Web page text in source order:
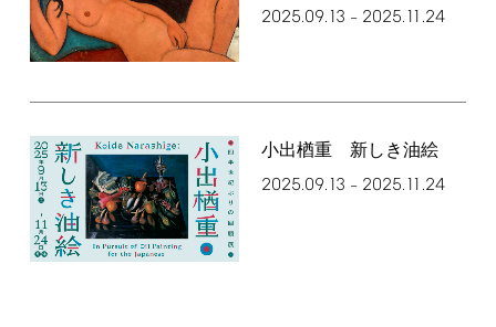
2025.09.13 – 2025.11.24
小出楢󠄀重 新しき油絵
2025.09.13 – 2025.11.24